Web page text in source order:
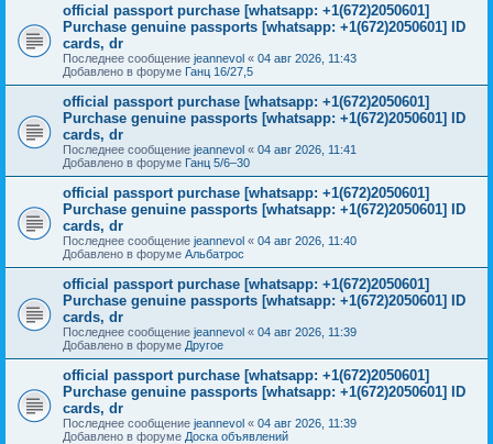
official passport purchase [whatsapp: +1(672)2050601]
Purchase genuine passports [whatsapp: +1(672)2050601] ID
cards, dr
Последнее сообщение jeannevol « 04 авг 2026, 11:43
Добавлено в форуме Ганц 16/27,5
official passport purchase [whatsapp: +1(672)2050601]
Purchase genuine passports [whatsapp: +1(672)2050601] ID
cards, dr
Последнее сообщение jeannevol « 04 авг 2026, 11:41
Добавлено в форуме Ганц 5/6–30
official passport purchase [whatsapp: +1(672)2050601]
Purchase genuine passports [whatsapp: +1(672)2050601] ID
cards, dr
Последнее сообщение jeannevol « 04 авг 2026, 11:40
Добавлено в форуме Альбатрос
official passport purchase [whatsapp: +1(672)2050601]
Purchase genuine passports [whatsapp: +1(672)2050601] ID
cards, dr
Последнее сообщение jeannevol « 04 авг 2026, 11:39
Добавлено в форуме Другое
official passport purchase [whatsapp: +1(672)2050601]
Purchase genuine passports [whatsapp: +1(672)2050601] ID
cards, dr
Последнее сообщение jeannevol « 04 авг 2026, 11:39
Добавлено в форуме Доска объявлений